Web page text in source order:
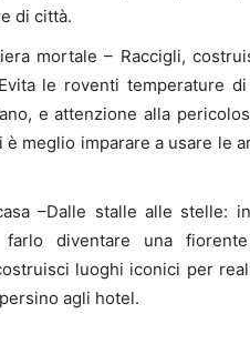
di città.
mortale – Raccigli,
le roventi temperature
e attenzione alla
è meglio imparare a usare le
–Dalle stalle alle stelle:
diventare una
luoghi iconici per
agli hotel.